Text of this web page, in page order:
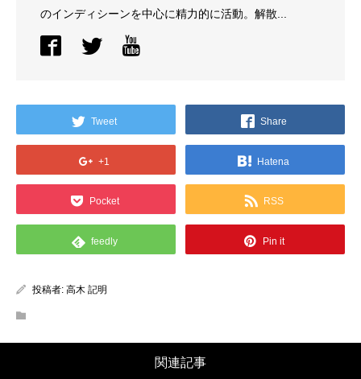
のインディシーンを中心に精力的に活動。解散...
Tweet Share
+1 Hatena
Pocket RSS
feedly Pin it
投稿者: 高木 記明
関連記事